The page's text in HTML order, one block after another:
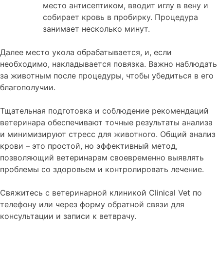
место антисептиком, вводит иглу в вену и
собирает кровь в пробирку. Процедура
занимает несколько минут.
Далее место укола обрабатывается, и, если
необходимо, накладывается повязка. Важно наблюдать
за животным после процедуры, чтобы убедиться в его
благополучии.
Тщательная подготовка и соблюдение рекомендаций
ветеринара обеспечивают точные результаты анализа
и минимизируют стресс для животного. Общий анализ
крови – это простой, но эффективный метод,
позволяющий ветеринарам своевременно выявлять
проблемы со здоровьем и контролировать лечение.
Свяжитесь с ветеринарной клиникой Clinical Vet по
телефону или через форму обратной связи для
консультации и записи к ветврачу.